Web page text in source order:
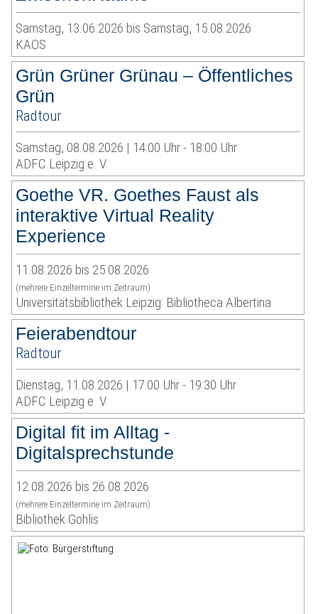
Samstag, 13.06.2026 bis Samstag, 15.08.2026
KAOS
Grün Grüner Grünau – Öffentliches
Grün
Radtour
Samstag, 08.08.2026 | 14:00 Uhr - 18:00 Uhr
ADFC Leipzig e. V.
Goethe VR. Goethes Faust als
interaktive Virtual Reality
Experience
11.08.2026 bis 25.08.2026
(mehrere Einzeltermine im Zeitraum)
Universitätsbibliothek Leipzig: Bibliotheca Albertina
Feierabendtour
Radtour
Dienstag, 11.08.2026 | 17:00 Uhr - 19:30 Uhr
ADFC Leipzig e. V.
Digital fit im Alltag -
Digitalsprechstunde
12.08.2026 bis 26.08.2026
(mehrere Einzeltermine im Zeitraum)
Bibliothek Gohlis